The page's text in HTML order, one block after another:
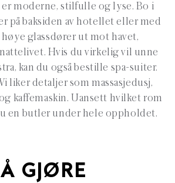
moderne, stilfulle og lyse. Bo i
på baksiden av hotellet eller med
glassdører ut mot havet,
nattelivet. Hvis du virkelig vil unne
kan du også bestille spa-suiter.
liker detaljer som massasjedusj,
kaffemaskin. Uansett hvilket rom
en butler under hele oppholdet.
Å GJØRE